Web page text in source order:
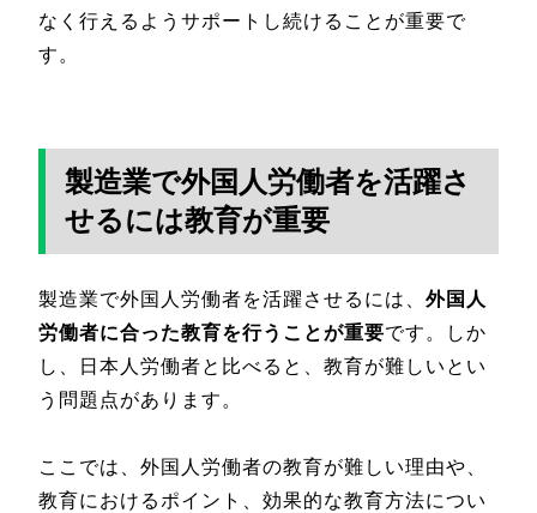
なく行えるようサポートし続けることが重要で
す。
製造業で外国人労働者を活躍さ
せるには教育が重要
製造業で外国人労働者を活躍させるには、 外国人
労働者に合った教育を行うことが重要です。しか
し、日本人労働者と比べると、教育が難しいとい
う問題点があります。
ここでは、外国人労働者の教育が難しい理由や、
教育におけるポイント、効果的な教育方法につい